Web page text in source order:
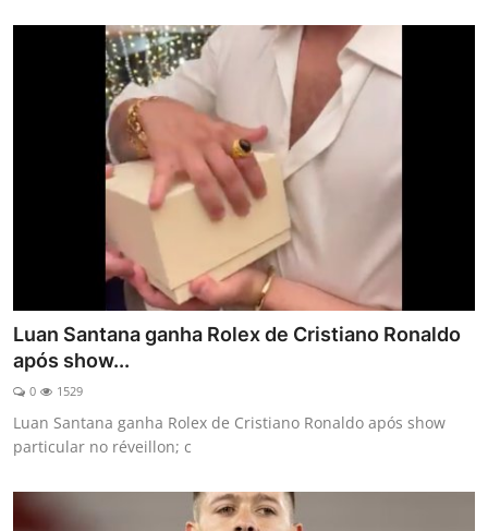
Luan Santana ganha Rolex de Cristiano Ronaldo
após show...
0 1529
Luan Santana ganha Rolex de Cristiano Ronaldo após show
particular no réveillon; c